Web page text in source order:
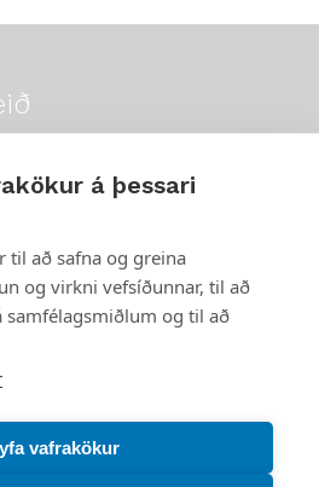
á þessari
til að safna og greina
og virkni vefsíðunnar, til að
samfélagsmiðlum og til að
vafrakökur